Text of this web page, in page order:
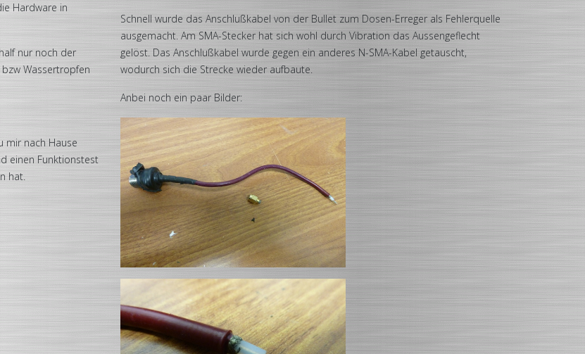
Hardware in
nur noch der
Wassertropfen
mir nach Hause
einen Funktionstest
hat.
Schnell wurde das Anschlußkabel von der Bullet zum Dosen-Erreger als Fehlerquelle
ausgemacht. Am SMA-Stecker hat sich wohl durch Vibration das Aussengeflecht
gelöst. Das Anschlußkabel wurde gegen ein anderes N-SMA-Kabel getauscht,
wodurch sich die Strecke wieder aufbaute.
Anbei noch ein paar Bilder: